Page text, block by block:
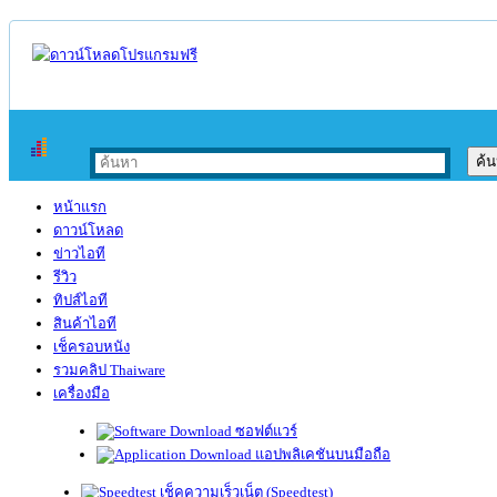
หน้าแรก
ดาวน์โหลด
ข่าวไอที
รีวิว
ทิปส์ไอที
สินค้าไอที
เช็ครอบหนัง
รวมคลิป Thaiware
เครื่องมือ
ซอฟต์แวร์
แอปพลิเคชันบนมือถือ
เช็คความเร็วเน็ต (Speedtest)